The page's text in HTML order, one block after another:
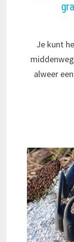
Je kunt
alweer